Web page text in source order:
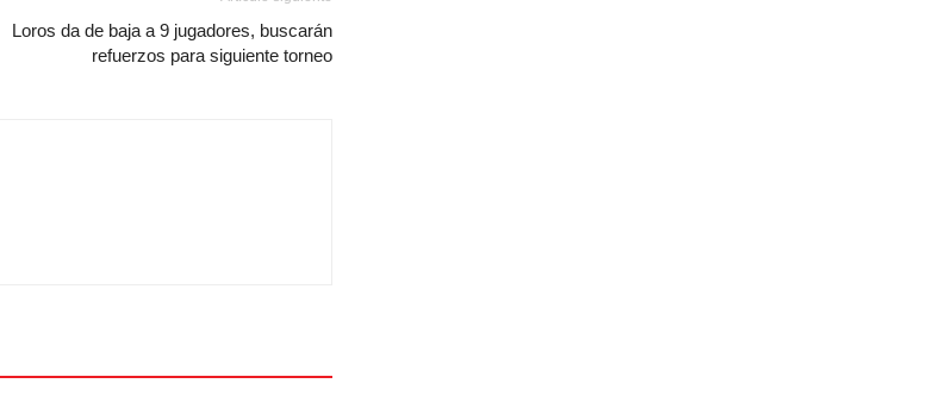
Loros da de baja a 9 jugadores, buscarán
refuerzos para siguiente torneo